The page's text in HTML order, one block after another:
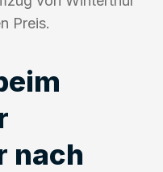
Preis.
nach